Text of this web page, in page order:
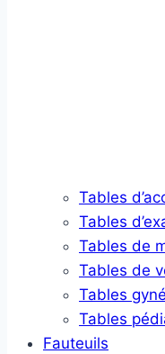
Tables
Tables
Tables de
Tables de
Tables
Tables
Fauteuils